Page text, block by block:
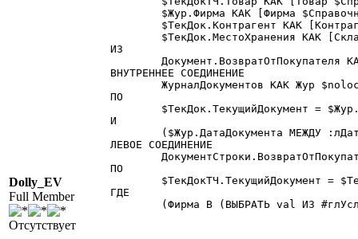
Dolly_EV
Full Member
Отсутствует
ИЗ
ВНУТРЕННЕЕ СОЕДИНЕНИЕ
ПО
И
ЛЕВОЕ СОЕДИНЕНИЕ
ПО
ГДЕ